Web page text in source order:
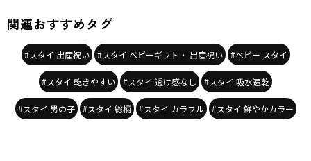
関連おすすめタグ
#スタイ 出産祝い #スタイ ベビーギフト・ 出産祝い #ベビー スタイ
#スタイ 乾きやすい #スタイ 透け感なし #スタイ 吸水速乾
#スタイ 男の子 #スタイ 総柄 #スタイ カラフル #スタイ 鮮やかカラー